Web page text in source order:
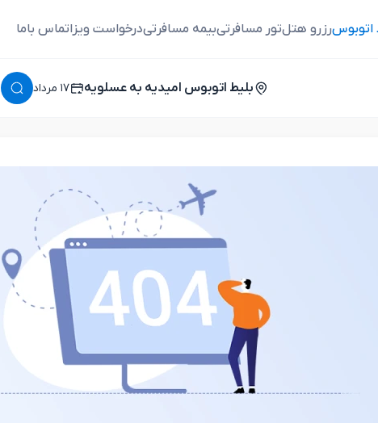
اتوبوسرزرو هتلتور مسافرتیبیمه مسافرتیدرخواست ویزاتماس باما
بلیط اتوبوس امیدیه به عسلویه ١٧ مرداد